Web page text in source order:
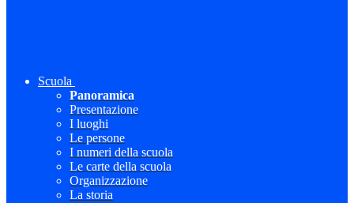
Scuola
Panoramica
Presentazione
I luoghi
Le persone
I numeri della scuola
Le carte della scuola
Organizzazione
La storia